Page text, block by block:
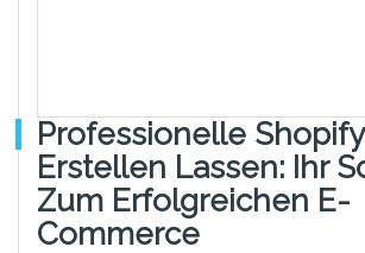
Professionelle
Erstellen Lassen: Ihr
Zum Erfolgreichen E-
Commerce